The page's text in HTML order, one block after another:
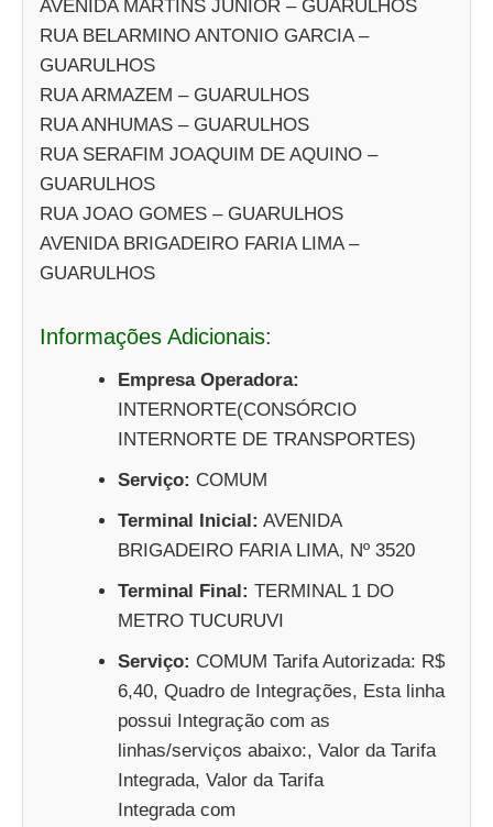
AVENIDA MARTINS JUNIOR – GUARULHOS
RUA BELARMINO ANTONIO GARCIA –
GUARULHOS
RUA ARMAZEM – GUARULHOS
RUA ANHUMAS – GUARULHOS
RUA SERAFIM JOAQUIM DE AQUINO –
GUARULHOS
RUA JOAO GOMES – GUARULHOS
AVENIDA BRIGADEIRO FARIA LIMA –
GUARULHOS
Informações Adicionais:
Empresa Operadora:
INTERNORTE(CONSÓRCIO
INTERNORTE DE TRANSPORTES)
Serviço: COMUM
Terminal Inicial: AVENIDA
BRIGADEIRO FARIA LIMA, Nº 3520
Terminal Final: TERMINAL 1 DO
METRO TUCURUVI
Serviço: COMUM Tarifa Autorizada: R$
6,40, Quadro de Integrações, Esta linha
possui Integração com as
linhas/serviços abaixo:, Valor da Tarifa
Integrada, Valor da Tarifa
Integrada com